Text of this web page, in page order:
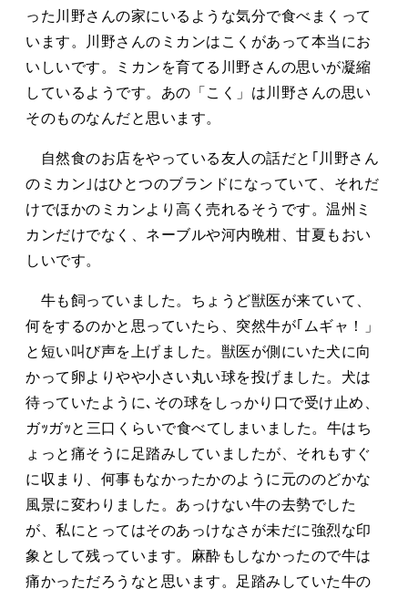
った川野さんの家にいるような気分で食べまくって
います。川野さんのミカンはこくがあって本当にお
いしいです。ミカンを育てる川野さんの思いが凝縮
しているようです。あの「こく」は川野さんの思い
そのものなんだと思います。
自然食のお店をやっている友人の話だと｢川野さん
のミカン｣はひとつのブランドになっていて、それだ
けでほかのミカンより高く売れるそうです。温州ミ
カンだけでなく、ネーブルや河内晩柑、甘夏もおい
しいです。
牛も飼っていました。ちょうど獣医が来ていて、
何をするのかと思っていたら、突然牛が｢ムギャ！」
と短い叫び声を上げました。獣医が側にいた犬に向
かって卵よりやや小さい丸い球を投げました。犬は
待っていたように､その球をしっかり口で受け止め、
ガｯガｯと三口くらいで食べてしまいました。牛はち
ょっと痛そうに足踏みしていましたが、それもすぐ
に収まり、何事もなかったかのように元ののどかな
風景に変わりました。あっけない牛の去勢でした
が、私にとってはそのあっけなさが未だに強烈な印
象として残っています。麻酔もしなかったので牛は
痛かっただろうなと思います。足踏みしていた牛の